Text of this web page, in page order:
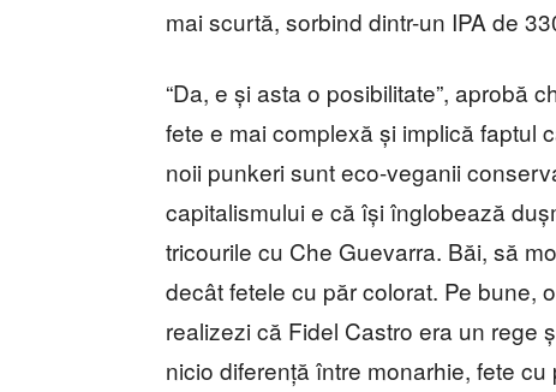
mai scurtă, sorbind dintr-un IPA de
“Da, e și asta o posibilitate”, aprobă
fete e mai complexă și implică faptul
noii punkeri sunt eco-veganii
capitalismului e că își înglobează
tricourile cu Che Guevarra. Băi, să
decât fetele cu păr colorat. Pe bune,
realizezi că Fidel Castro era un rege
nicio diferență între monarhie, fete